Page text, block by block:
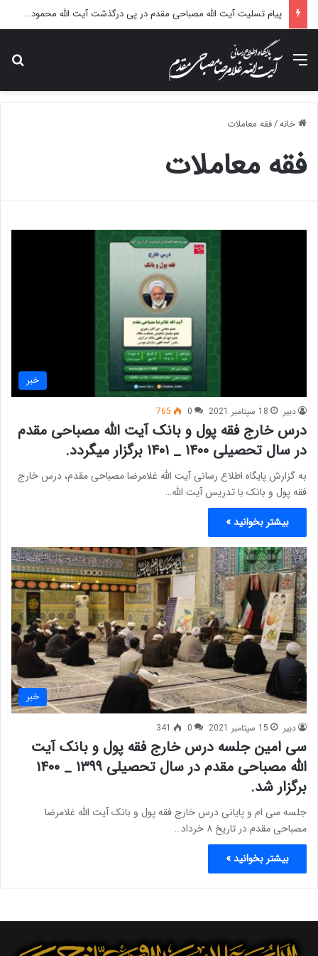
پیام تسلیت آیت الله مصباحی مقدم در پی درگذشت آیت الله محمودی گلپایگانی
منو
خانه/فقه معاملات
فقه معاملات
خبر
دبیر 18 سپتامبر 2021 0
765
درس خارج فقه پول و بانک آیت الله مصباحی مقدم
در سال تحصیلی ۱۴۰۰ _ ۱۴۰۱ برگزار میگردد.
به گزارش پایگاه اطلاع رسانی آیت الله غلامرضا مصباحی مقدم، درس خارج
فقه پول و بانک با تدریس آیت الله…
بیشتر بخوانید »
خبر
دبیر 15 سپتامبر 2021 0
341
سی امین جلسه درس خارج فقه پول و بانک آیت
الله مصباحی مقدم در سال تحصیلی ۱۳۹۹ _ ۱۴۰۰
برگزار شد.
جلسه سی ام و پایانی درس خارج فقه پول و بانک آیت الله غلامرضا
مصباحی مقدم در تاریخ ۸ خرداد…
بیشتر بخوانید »